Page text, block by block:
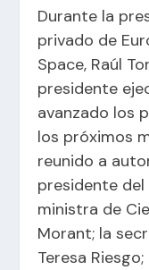
Durante la
privado de
Space, Raúl
presidente
avanzado los
los próximos
reunido a
presidente del
ministra de
Morant; la
Teresa